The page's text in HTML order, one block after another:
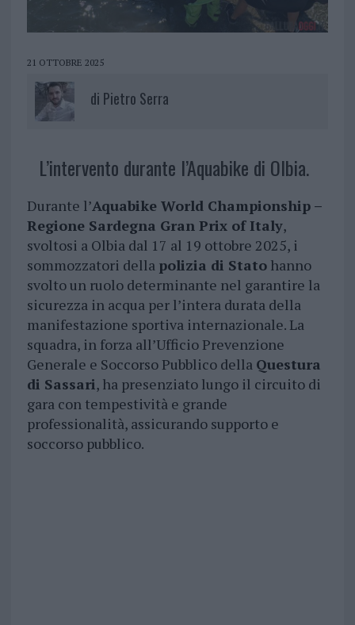
21 OTTOBRE 2025
di Pietro Serra
L’intervento durante l’Aquabike di Olbia.
Durante l’Aquabike World Championship –
Regione Sardegna Gran Prix of Italy,
svoltosi a Olbia dal 17 al 19 ottobre 2025, i
sommozzatori della polizia di Statohanno
svolto un ruolo determinante nel garantire la
sicurezza in acqua per l’intera durata della
manifestazione sportiva internazionale. La
squadra, in forza all’Ufficio Prevenzione
Generale e Soccorso Pubblico della Questura
di Sassari, ha presenziato lungo il circuito di
gara con tempestività e grande
professionalità, assicurando supporto e
soccorso pubblico.